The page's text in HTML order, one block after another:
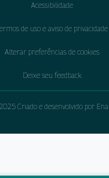
Acessibilidade
de uso e aviso de privacidade
Alterar preferências de cookies
Deixe seu feedback
Criado e desenvolvido por